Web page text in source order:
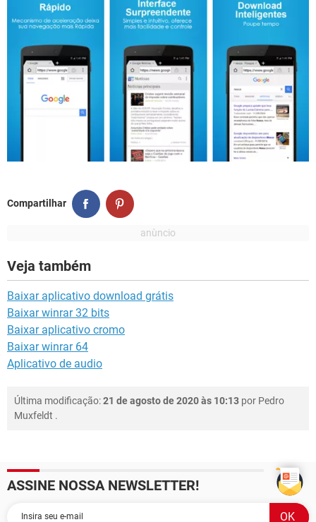
Compartilhar
Veja também
Baixar aplicativo download grátis
Baixar winrar 32 bits
Baixar aplicativo cromo
Baixar winrar 64
Aplicativo de audio
Última modificação:21 de agosto de 2020 às 10:13 por Pedro
Muxfeldt .
ASSINE NOSSA NEWSLETTER!